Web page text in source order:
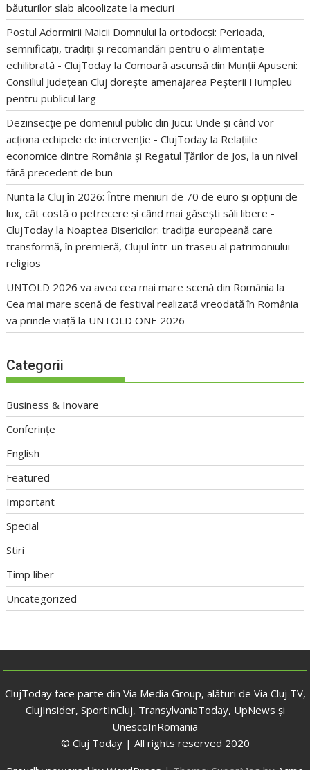
băuturilor slab alcoolizate la meciuri
Postul Adormirii Maicii Domnului la ortodocși: Perioada,
semnificații, tradiții și recomandări pentru o alimentație
echilibrată - ClujToday laComoară ascunsă din Munții Apuseni:
Consiliul Județean Cluj dorește amenajarea Peșterii Humpleu
pentru publicul larg
Dezinsecție pe domeniul public din Jucu: Unde și când vor
acționa echipele de intervenție - ClujToday la Relațiile
economice dintre România și Regatul Țărilor de Jos, la un nivel
fără precedent de bun
Nunta la Cluj în 2026: Între meniuri de 70 de euro și opțiuni de
lux, cât costă o petrecere și când mai găsești săli libere -
ClujToday la Noaptea Bisericilor: tradiția europeană care
transformă, în premieră, Clujul într-un traseu al patrimoniului
religios
UNTOLD 2026 va avea cea mai mare scenă din România la
Cea mai mare scenă de festival realizată vreodată în România
va prinde viață la UNTOLD ONE 2026
Categorii
Business & Inovare
Conferințe
English
Featured
Important
Special
Stiri
Timp liber
Uncategorized
ClujToday face parte din Via Media Group, alături de Via Cluj TV,
ClujInsider, SportInCluj, TransylvaniaToday, UpNews și
UnescoInRomania
© Cluj Today | All rights reserved 2020